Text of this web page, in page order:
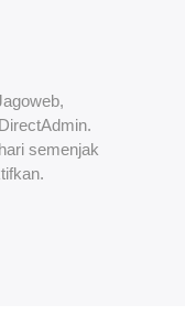
semenjak